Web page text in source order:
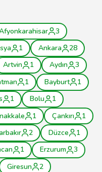
3
1 Ankara
28
Artvin 1 Aydın
3
1 Bayburt
1
1 Bolu
1
1 Çankırı
1
2 Düzce
1
1 Erzurum
3
Giresun
2